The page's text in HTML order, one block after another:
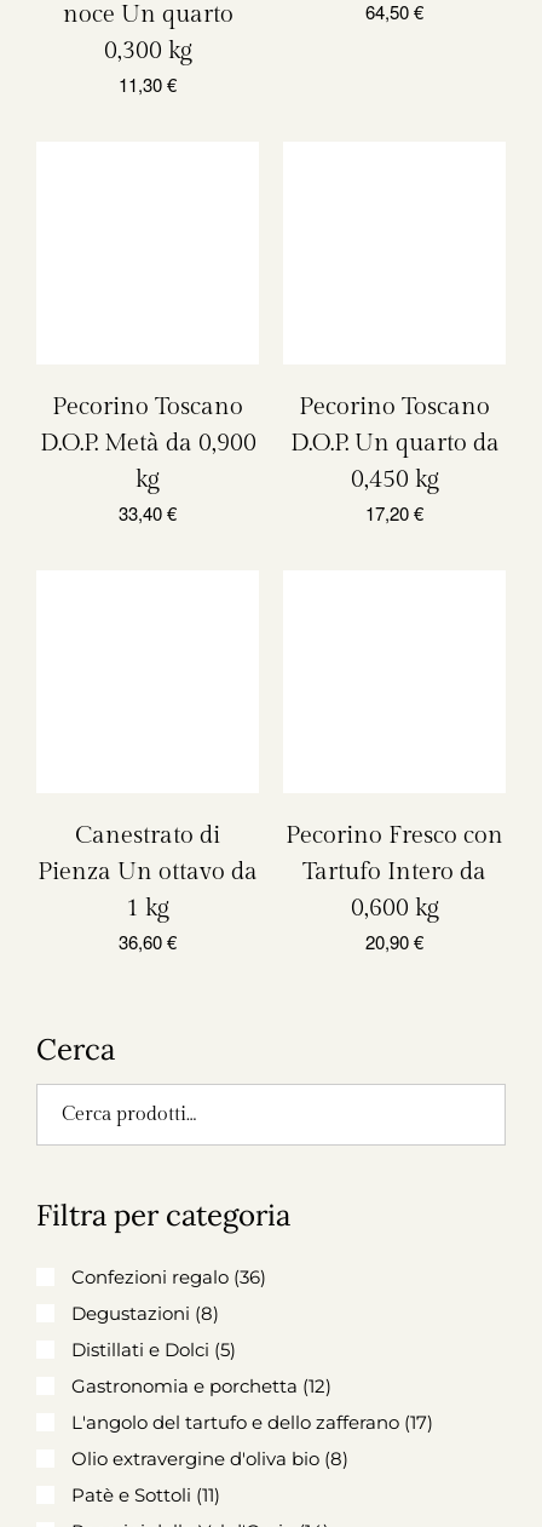
noce Un quarto
0,300 kg
11,30€
64,50€
Pecorino Toscano
D.O.P. Metà da 0,900
kg
33,40€
Pecorino Toscano
D.O.P. Un quarto da
0,450 kg
17,20€
Canestrato di
Pienza Un ottavo da
1 kg
36,60€
Pecorino Fresco con
Tartufo Intero da
0,600 kg
20,90€
Cerca
Filtra per categoria
Confezioni regalo (36)
Degustazioni (8)
Distillati e Dolci (5)
Gastronomia e porchetta (12)
L'angolo del tartufo e dello zafferano (17)
Olio extravergine d'oliva bio (8)
Patè e Sottoli (11)